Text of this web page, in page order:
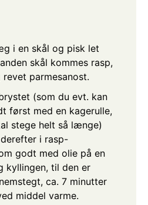
i en skål og pisk let
skål kommes rasp,
parmesanost.
(som du evt. kan
først med en kagerulle,
stege helt så længe)
i rasp-
godt med olie på en
kyllingen, til den er
ca. 7 minutter
middel varme.